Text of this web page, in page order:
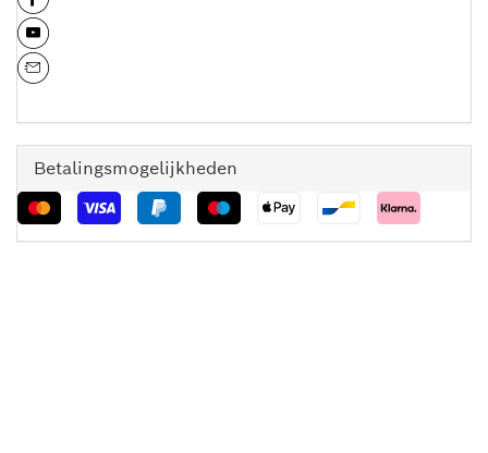
Betalingsmogelijkheden